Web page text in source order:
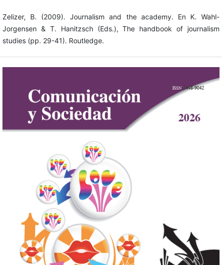
Zelizer, B. (2009). Journalism and the academy. En K. Wahl-
Jorgensen & T. Hanitzsch (Eds.), The handbook of journalism
studies (pp. 29-41). Routledge.